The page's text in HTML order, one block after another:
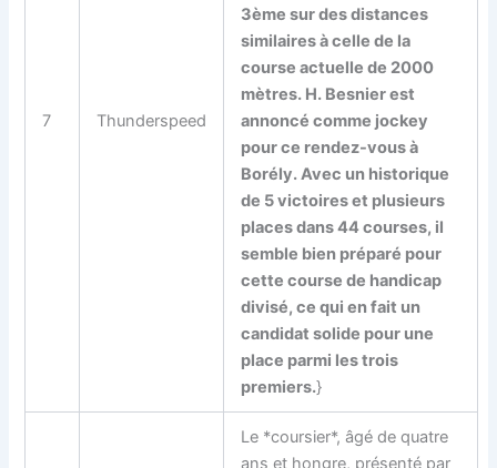
7 Thunderspeed
3ème sur des distances
similaires à celle de la
course actuelle de 2000
mètres. H. Besnier est
annoncé comme jockey
pour ce rendez-vous à
Borély. Avec un historique
de 5 victoires et plusieurs
places dans 44 courses, il
semble bien préparé pour
cette course de handicap
divisé, ce qui en fait un
candidat solide pour une
place parmi les trois
premiers.}
Le *coursier*, âgé de quatre
ans et hongre, présenté par